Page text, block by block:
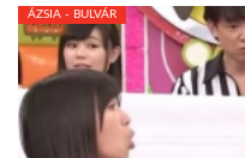
ÁZSIA - BULVÁR